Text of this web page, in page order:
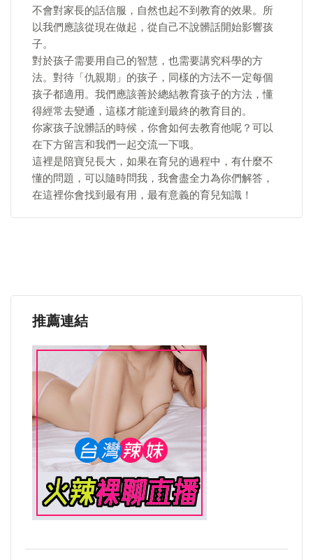
不會對家長的話信服，自然也起不到教育的效果。所
以我們應該從現在做起，從自己不說髒話開始影響孩
子。
對於孩子需要用自己的智慧，也需要講究科學的方
法。對待「仇親期」的孩子，同樣的方法不一定每個
孩子都適用。我們應該善於總結教育孩子的方法，懂
得經常去變通，這樣才能達到最終的教育目的。
你家孩子說髒話的時候，你會如何去教育他呢？可以
在下方留言和我們一起交流一下哦。
這裡是陪寶兒長大，如果在育兒的過程中，有什麼不
懂的問題，可以隨時問我，我會盡全力為你們解答，
在這裡你會找到最有用，最有意義的育兒知識！
推薦連結